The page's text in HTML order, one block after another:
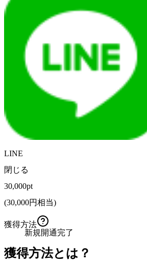
LINE
閉じる
30,000pt
(30,000円相当)
獲得方法
新規開通完了
獲得方法とは？